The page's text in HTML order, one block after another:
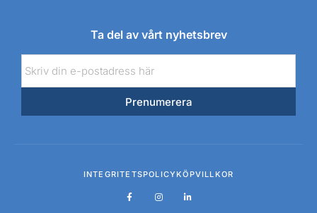
Ta del av vårt nyhetsbrev
E-
post
Prenumerera
INTEGRITETSPOLICY KÖPVILLKOR
F
a
I
n
L
i